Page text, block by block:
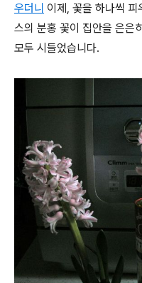
우더니 이제, 꽃을 하나씩 피
스의 분홍 꽃이 집안을 은은
모두 시들었습니다.